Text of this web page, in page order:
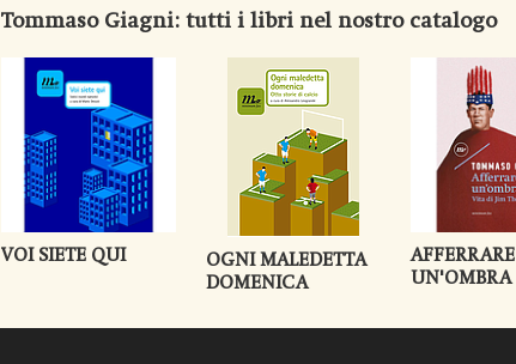
Tommaso Giagni: tutti i libri nel nostro catalogo
VOI SIETE QUI
OGNI MALEDETTA
DOMENICA
AFFERRARE
UN'OMBRA